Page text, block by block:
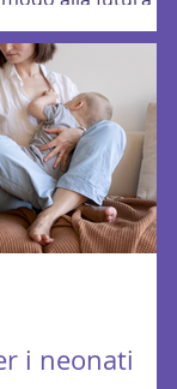
alla futura
vari passaggi e le
adeguata